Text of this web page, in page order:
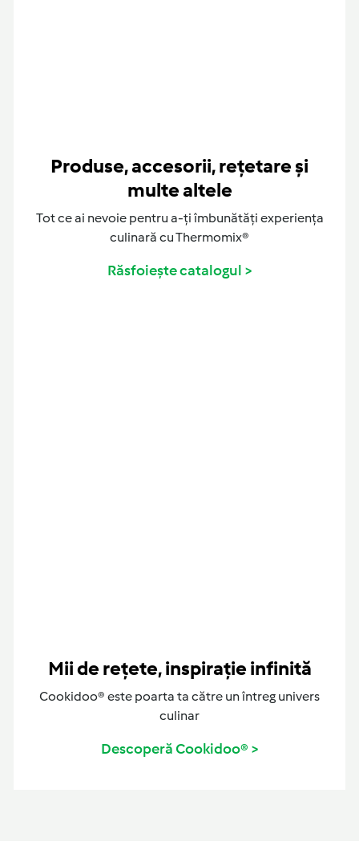
Produse, accesorii, rețetare și
multe altele
Tot ce ai nevoie pentru a-ți îmbunătăți experiența
culinară cu Thermomix®
Răsfoiește catalogul >
Mii de rețete, inspirație infinită
Cookidoo® este poarta ta către un întreg univers
culinar
Descoperă Cookidoo® >